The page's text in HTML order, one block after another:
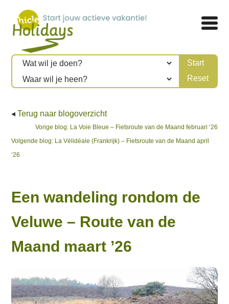
◂ Terug naar blogoverzicht
Bericht
navigatie
Vorige blog: Previous
post:
La Voie Bleue – Fietsroute van de Maand februari ‘26
Volgende blog: Next
La Vélidéale (Frankrijk) – Fietsroute van de Maand april
‘26
Een wandeling rondom de
Veluwe – Route van de
Maand maart ’26